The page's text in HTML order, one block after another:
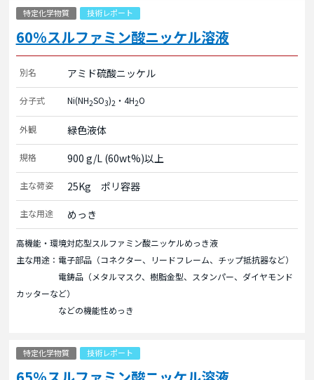
特定化学物質 技術レポート
60%スルファミン酸ニッケル溶液
別名 アミド硫酸ニッケル
分子式 Ni(NH2SO3)2 ・4H2O
外観 緑色液体
規格 900 g/L (60wt%)以上
主な荷姿 25Kg　ポリ容器
主な用途 めっき
高機能・環境対応型スルファミン酸ニッケルめっき液
主な用途：電子部品（コネクター、リードフレーム、チップ抵抗器など）
電鋳品（メタルマスク、樹脂金型、スタンパー、ダイヤモンド
カッターなど）
などの機能性めっき
特定化学物質 技術レポート